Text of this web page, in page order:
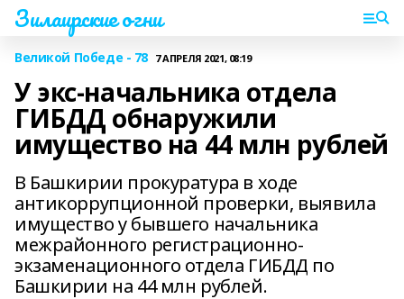
Зилаирские огни
Великой Победе - 78 7 АПРЕЛЯ 2021, 08:19
У экс-начальника отдела
ГИБДД обнаружили
имущество на 44 млн рублей
В Башкирии прокуратура в ходе
антикоррупционной проверки, выявила
имущество у бывшего начальника
межрайонного регистрационно-
экзаменационного отдела ГИБДД по
Башкирии на 44 млн рублей.